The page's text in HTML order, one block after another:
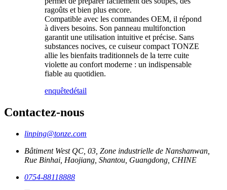
ragoûts et bien plus encore.
Compatible avec les commandes OEM, il répond
à divers besoins. Son panneau multifonction
garantit une utilisation intuitive et précise. Sans
substances nocives, ce cuiseur compact TONZE
allie les bienfaits traditionnels de la terre cuite
violette au confort moderne : un indispensable
fiable au quotidien.
enquêtedétail
Contactez-nous
linping@tonze.com
Bâtiment West QC, 03, Zone industrielle de Nanshanwan,
Rue Binhai, Haojiang, Shantou, Guangdong, CHINE
0754-88118888